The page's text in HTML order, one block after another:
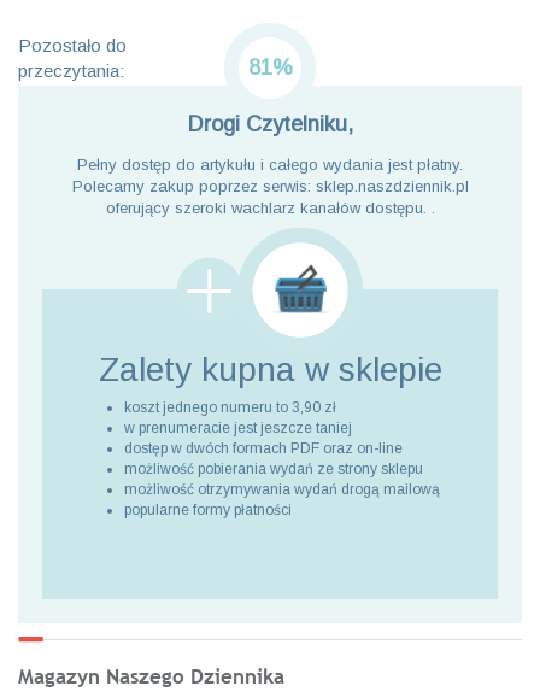
Pozostało do
przeczytania:
81%
Drogi Czytelniku,
Pełny dostęp do artykułu i całego wydania jest płatny.
Polecamy zakup poprzez serwis: sklep.naszdziennik.pl
oferujący szeroki wachlarz kanałów dostępu. .
Zalety kupna w sklepie
koszt jednego numeru to 3,90 zł
w prenumeracie jest jeszcze taniej
dostęp w dwóch formach PDF oraz on-line
możliwość pobierania wydań ze strony sklepu
możliwość otrzymywania wydań drogą mailową
popularne formy płatności
Magazyn Naszego Dziennika